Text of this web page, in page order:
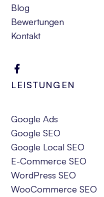
Blog
Bewertungen
Kontakt
LEISTUNGEN
Google Ads
Google SEO
Google Local SEO
E-Commerce SEO
WordPress SEO
WooCommerce SEO